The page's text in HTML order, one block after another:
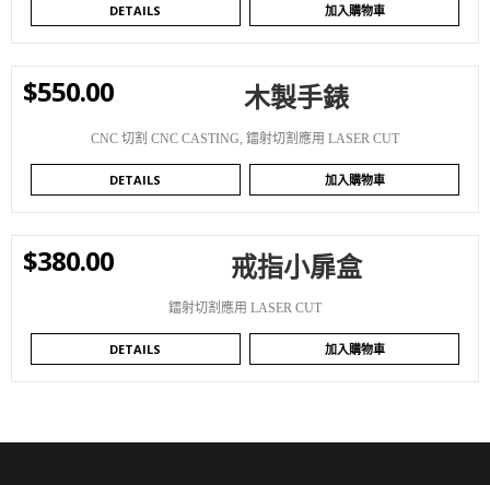
DETAILS 加入購物車
$550.00 木製手錶
CNC 切割 CNC CASTING 鐳射切割應用 LASER CUT
DETAILS 加入購物車
$380.00 戒指小扉盒
鐳射切割應用 LASER CUT
DETAILS 加入購物車